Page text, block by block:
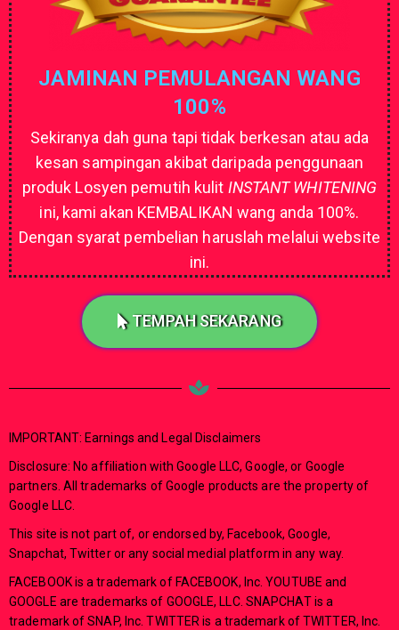
JAMINAN PEMULANGAN WANG
100%
Sekiranya dah guna tapi tidak berkesan atau ada
kesan sampingan akibat daripada penggunaan
produk Losyen pemutih kulit INSTANT WHITENING
ini, kami akan KEMBALIKAN wang anda 100%.
Dengan syarat pembelian haruslah melalui website
ini.
TEMPAH SEKARANG
IMPORTANT: Earnings and Legal Disclaimers
Disclosure: No affiliation with Google LLC, Google, or Google
partners. All trademarks of Google products are the property of
Google LLC.
This site is not part of, or endorsed by, Facebook, Google,
Snapchat, Twitter or any social medial platform in any way.
FACEBOOK is a trademark of FACEBOOK, Inc. YOUTUBE and
GOOGLE are trademarks of GOOGLE, LLC. SNAPCHAT is a
trademark of SNAP, Inc. TWITTER is a trademark of TWITTER, Inc.